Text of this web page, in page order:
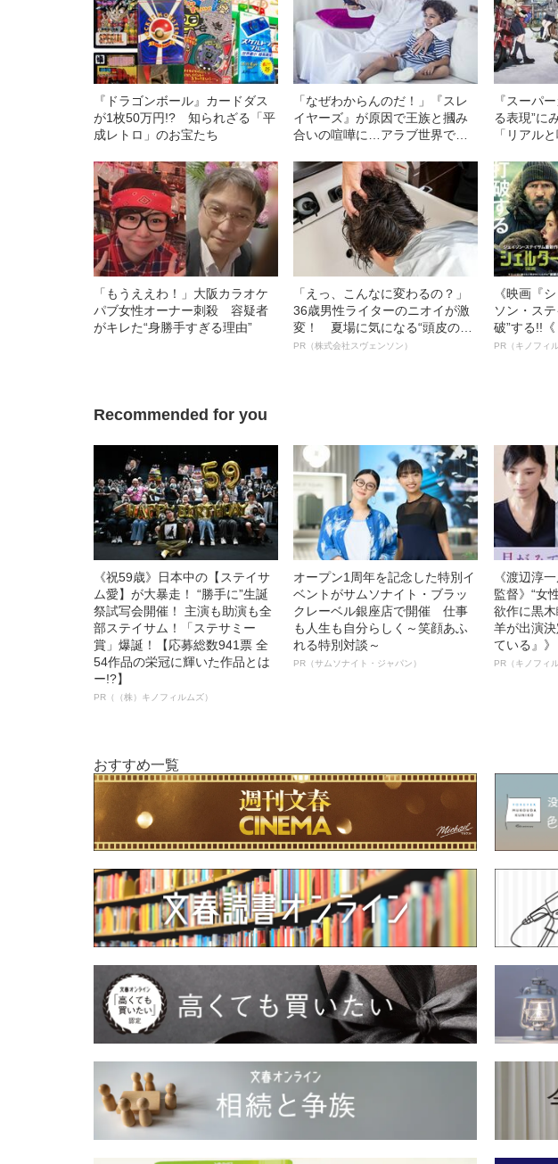
『ドラゴンボール』カードダス
が1枚50万円!? 知られざる「平
成レトロ」のお宝たち
「なぜわからんのだ！」『スレ
イヤーズ』が原因で王族と摑み
合いの喧嘩に…アラブ世界で受
『スーパ
る表現”に
「リアルと
「もうええわ！」大阪カラオケ
パブ女性オーナー刺殺 容疑者
がキレた“身勝手すぎる理由”
「えっ、こんなに変わるの？」
36歳男性ライターのニオイが激
変！ 夏場に気になる“頭皮のニ
オイ”や“ベタつき”を解消す
PR（株式会社スヴェンソン）
《映画『
ソン・ス
破”する!!
ボ》
PR（キノフィ
Recommended for you
《祝59歳》日本中の【ステイサ
ム愛】が大暴走！ “勝手に”生誕
祭試写会開催！ 主演も助演も全
部ステイサム！「ステサミー
賞」爆誕！【応募総数941票 全
54作品の栄冠に輝いた作品とは
ー!?】
PR（（株）キノフィルムズ）
オープン1周年を記念した特別イ
ベントがサムソナイト・ブラッ
クレーベル銀座店で開催 仕事
も人生も自分らしく～笑顔あふ
れる特別対談～
PR（サムソナイト・ジャパン）
《渡辺淳
監督》“女
欲作に黒
羊が出演
ている』》
PR（キノフィ
おすすめ一覧